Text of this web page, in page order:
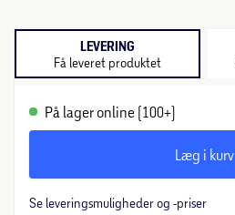
LEVERING
Få leveret produktet
På lager online (100+)
Læg i kurv
Se leveringsmuligheder og -priser